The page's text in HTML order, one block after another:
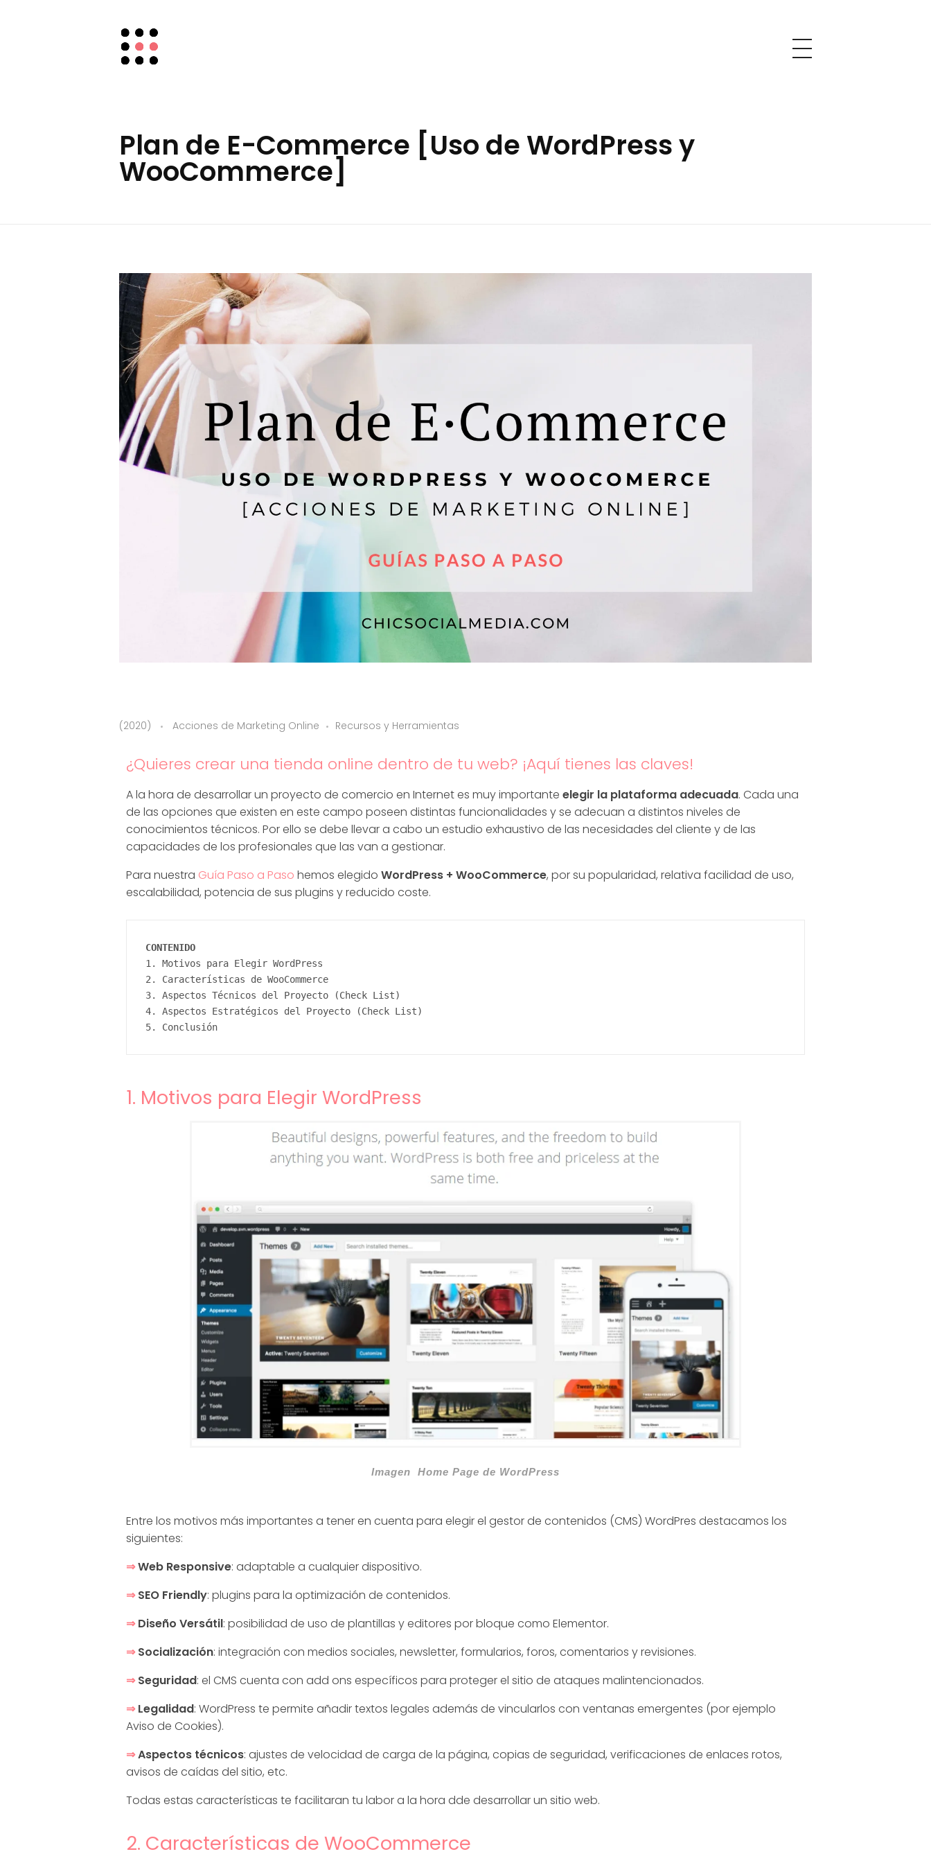
Plan de E-Commerce [Uso de WordPress y
WooCommerce]
P
a
n
d
m
e
W
o
r
d
P
r
e
s
(2020) Acciones de Marketing Online Recursos y Herramientas
¿Quieres crear una tienda online dentro de tu web? ¡Aquí tienes las claves!
A la hora de desarrollar un proyecto de comercio en Internet es muy importante elegir la plataforma adecuada. Cada una
de las opciones que existen en este campo poseen distintas funcionalidades y se adecuan a distintos niveles de
conocimientos técnicos. Por ello se debe llevar a cabo un estudio exhaustivo de las necesidades del cliente y de las
capacidades de los profesionales que las van a gestionar.
Para nuestra Guía Paso a Paso hemos elegido WordPress + WooCommerce, por su popularidad, relativa facilidad de uso,
escalabilidad, potencia de sus plugins y reducido coste.
CONTENIDO
1. Motivos para Elegir WordPress
2. Características de WooCommerce
3. Aspectos Técnicos del Proyecto (Check List)
4. Aspectos Estratégicos del Proyecto (Check List)
5. Conclusión
1. Motivos para Elegir WordPress
Imagen Home Page de WordPress
Entre los motivos más importantes a tener en cuenta para elegir el gestor de contenidos (CMS) WordPres destacamos los
siguientes:
⇒Web Responsive: adaptable a cualquier dispositivo.
⇒SEO Friendly: plugins para la optimización de contenidos.
⇒Diseño Versátil: posibilidad de uso de plantillas y editores por bloque como Elementor.
⇒Socialización: integración con medios sociales, newsletter, formularios, foros, comentarios y revisiones.
⇒Seguridad: el CMS cuenta con add ons específicos para proteger el sitio de ataques malintencionados.
⇒Legalidad: WordPress te permite añadir textos legales además de vincularlos con ventanas emergentes (por ejemplo
Aviso de Cookies).
⇒Aspectos técnicos: ajustes de velocidad de carga de la página, copias de seguridad, verificaciones de enlaces rotos,
avisos de caídas del sitio, etc.
Todas estas características te facilitaran tu labor a la hora dde desarrollar un sitio web.
2. Características de WooCommerce